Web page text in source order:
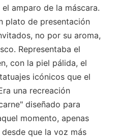
amparo de la máscara.
plato de presentación
no por su aroma,
Representaba el
con la piel pálida, el
icónicos que el
una recreación
diseñado para
momento, apenas
que la voz más